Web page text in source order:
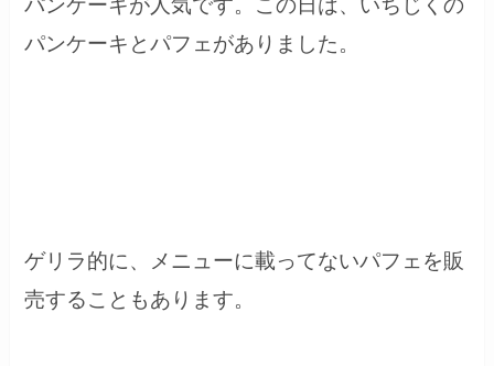
パンケーキとパフェがありました。
ゲリラ的に、メニューに載ってないパフェを販
売することもあります。